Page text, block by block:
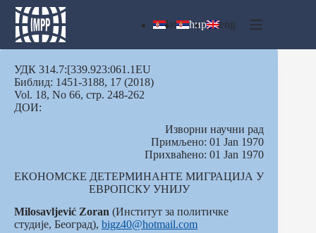
Skip
content
lat ћир eng
УДК 314.7:[339.923:061.1EU
Библид: 1451-3188, 17 (2018)
Vol. 18, No 66, стр. 248-262
ДОИ:
Изворни научни рад
Примљено: 01 Jan 1970
Прихваћено: 01 Jan 1970
ЕКОНОМСКЕ ДЕТЕРМИНАНТЕ МИГРАЦИЈА У
ЕВРОПСКУ УНИЈУ
Milosavljević Zoran (Институт за политичке
студије, Београд), bigz40@hotmail.com